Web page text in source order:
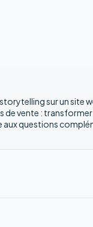
sur un site
de vente :
aux questions